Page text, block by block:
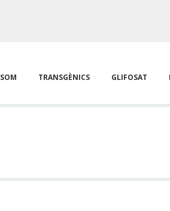
SOM TRANSGÈNICS GLIFOSAT